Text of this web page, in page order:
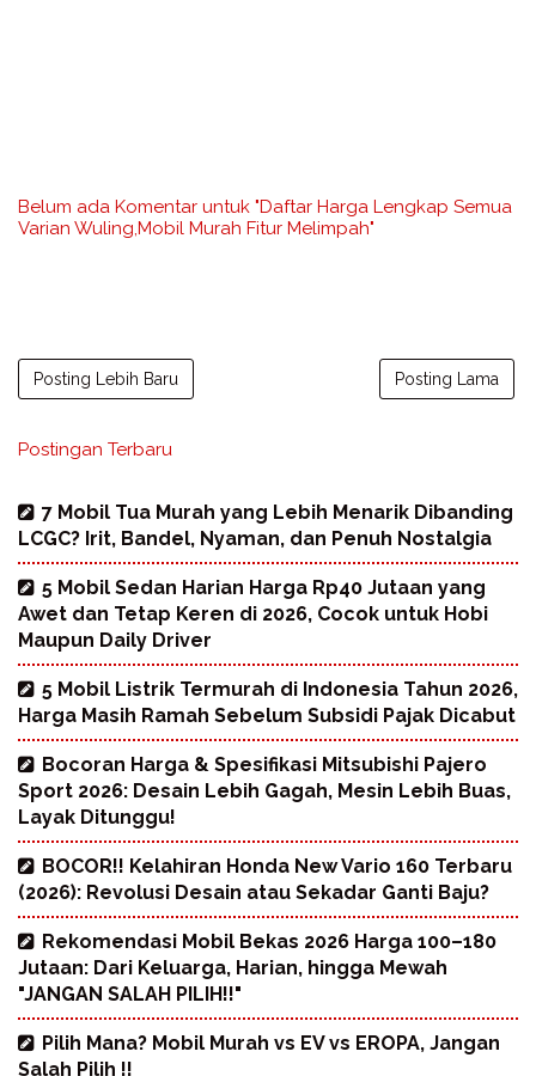
Belum ada Komentar untuk "Daftar Harga Lengkap Semua
Varian Wuling,Mobil Murah Fitur Melimpah"
Posting Lebih Baru Posting Lama
Postingan Terbaru
7 Mobil Tua Murah yang Lebih Menarik Dibanding
LCGC? Irit, Bandel, Nyaman, dan Penuh Nostalgia
5 Mobil Sedan Harian Harga Rp40 Jutaan yang
Awet dan Tetap Keren di 2026, Cocok untuk Hobi
Maupun Daily Driver
5 Mobil Listrik Termurah di Indonesia Tahun 2026,
Harga Masih Ramah Sebelum Subsidi Pajak Dicabut
Bocoran Harga & Spesifikasi Mitsubishi Pajero
Sport 2026: Desain Lebih Gagah, Mesin Lebih Buas,
Layak Ditunggu!
BOCOR!! Kelahiran Honda New Vario 160 Terbaru
(2026): Revolusi Desain atau Sekadar Ganti Baju?
Rekomendasi Mobil Bekas 2026 Harga 100–180
Jutaan: Dari Keluarga, Harian, hingga Mewah
"JANGAN SALAH PILIH!!"
Pilih Mana? Mobil Murah vs EV vs EROPA, Jangan
Salah Pilih !!